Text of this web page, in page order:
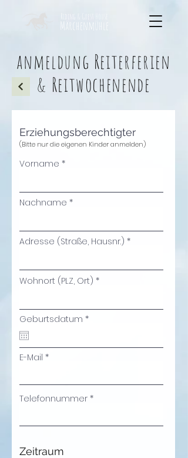
Märchenmühle
anmeldung Reiterferien
& Reitwochenende
Erziehungsberechtigter
(Bitte nur die eigenen Kinder anmelden)
Vorname
Nachname
Adresse (Straße, Hausnr.)
Wohnort (PLZ, Ort)
Geburtsdatum *r
i
E-Mail
Telefonnummer
Zeitraum